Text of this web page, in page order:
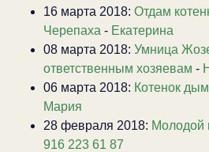
16 марта 2018: Отдам
Черепаха - Екатерина
08 марта 2018: Умница
ответственным хозяевам -
06 марта 2018: Котенок
Мария
28 февраля 2018: Молодой
916 223 61 87